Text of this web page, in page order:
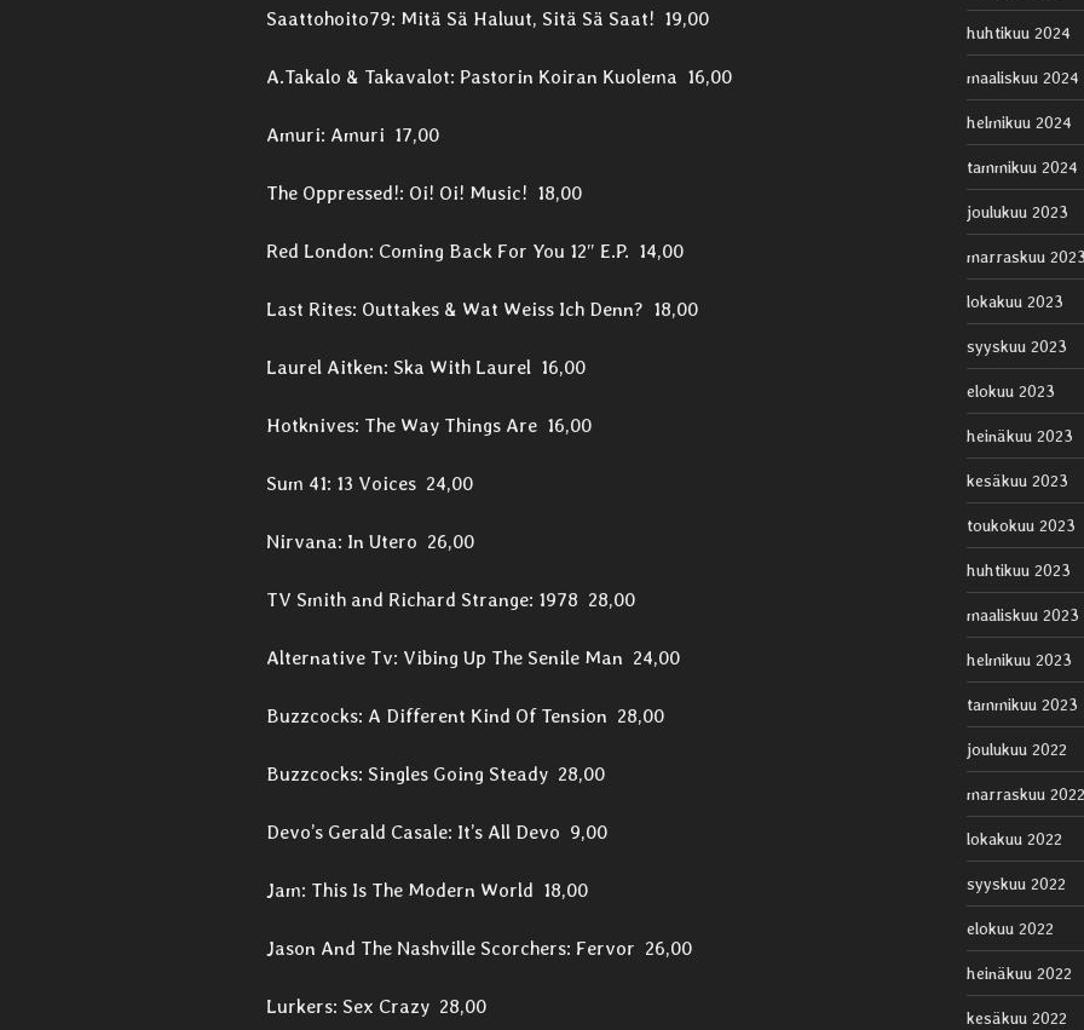
Saattohoito79: Mitä Sä Haluut, Sitä Sä Saat! 19,00
A.Takalo & Takavalot: Pastorin Koiran Kuolema 16,00
Amuri: Amuri 17,00
The Oppressed!: Oi! Oi! Music! 18,00
Red London: Coming Back For You 12″ E.P. 14,00
Last Rites: Outtakes & Wat Weiss Ich Denn? 18,00
Laurel Aitken: Ska With Laurel 16,00
Hotknives: The Way Things Are 16,00
Sum 41: 13 Voices 24,00
Nirvana: In Utero 26,00
TV Smith and Richard Strange: 1978 28,00
Alternative Tv: Vibing Up The Senile Man 24,00
Buzzcocks: A Different Kind Of Tension 28,00
Buzzcocks: Singles Going Steady 28,00
Devo’s Gerald Casale: It’s All Devo 9,00
Jam: This Is The Modern World 18,00
Jason And The Nashville Scorchers: Fervor 26,00
Lurkers: Sex Crazy 28,00
huhtikuu 2024
maaliskuu 2024
helmikuu 2024
tammikuu 2024
joulukuu 2023
marraskuu
lokakuu 2023
syyskuu 2023
elokuu 2023
heinäkuu 2023
kesäkuu 2023
toukokuu 2023
huhtikuu 2023
maaliskuu 2023
helmikuu 2023
tammikuu 2023
joulukuu 2022
marraskuu 2022
lokakuu 2022
syyskuu 2022
elokuu 2022
heinäkuu 2022
kesäkuu 2022